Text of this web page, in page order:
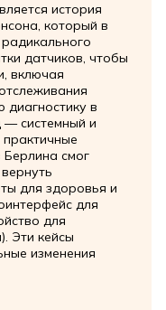
история
который в
датчиков, чтобы
включая
в
— системный и
Берлина смог
для здоровья и
для
для
Эти кейсы
изменения